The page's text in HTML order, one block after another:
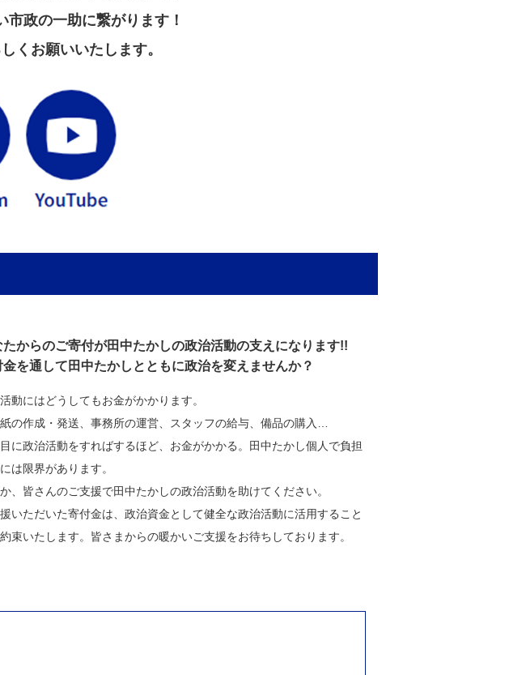
政の一助に繋がります！
くお願いいたします。
たからのご寄付が田中たかしの政治活動の支えになります!!
金を通して田中たかしとともに政治を変えませんか？
動にはどうしてもお金がかかります。
の作成・発送、事務所の運営、スタッフの給与、備品の購入…
に政治活動をすればするほど、お金がかかる。田中たかし個人で負担
は限界があります。
、皆さんのご支援で田中たかしの政治活動を助けてください。
いただいた寄付金は、政治資金として健全な政治活動に活用すること
束いたします。皆さまからの暖かいご支援をお待ちしております。